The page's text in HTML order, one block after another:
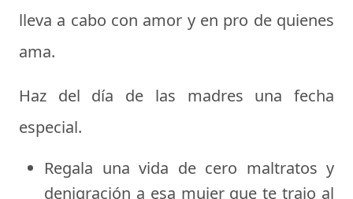
lleva a cabo con amor y en pro de quienes
ama.
Haz del día de las madres una fecha
especial.
Regala una vida de cero maltratos y
denigración a esa mujer que te trajo al